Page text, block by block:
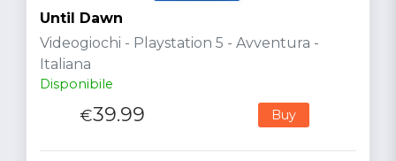
Until Dawn
Videogiochi - Playstation 5 - Avventura -
Italiana
Disponibile
€39.99 Buy